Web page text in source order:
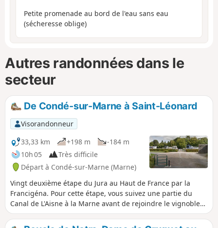
Petite promenade au bord de l'eau sans eau
(sécheresse oblige)
Autres randonnées dans le
secteur
De Condé-sur-Marne à Saint-Léonard
Visorandonneur
33,33 km
+198 m
-184 m
10h 05
Très difficile
Départ à Condé-sur-Marne (Marne)
Vingt deuxième étape du Jura au Haut de France par la
Francigéna. Pour cette étape, vous suivez une partie du
Canal de L'Aisne à la Marne avant de rejoindre le vignoble
de Champagne du côté de la Vallée de la Marne vous
découvrez un imprenable point de vue sur la plaine de